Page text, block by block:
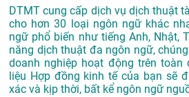
DTMT cung cấp dịch vụ dịch thuật
cho hơn 30 loại ngôn ngữ khác
ngữ phổ biến như tiếng Anh, Nhật,
năng dịch thuật đa ngôn ngữ,
doanh nghiệp hoạt động trên toàn
liệu Hợp đồng kinh tế của bạn sẽ
xác và kịp thời, bất kể ngôn ngữ